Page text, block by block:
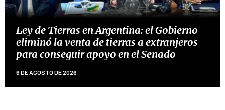
Ley de Tierras en Argentina: el Gobierno
eliminó la venta de tierras a extranjeros
para conseguir apoyo en el Senado
6 DE AGOSTO DE 2026